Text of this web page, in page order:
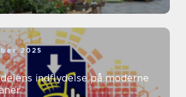
2025
indflydelse på moderne